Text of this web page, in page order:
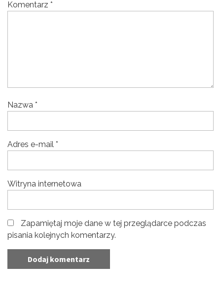
Komentarz *
Nazwa *
Adres e-mail *
Witryna internetowa
Zapamiętaj moje dane w tej przeglądarce podczas
pisania kolejnych komentarzy.